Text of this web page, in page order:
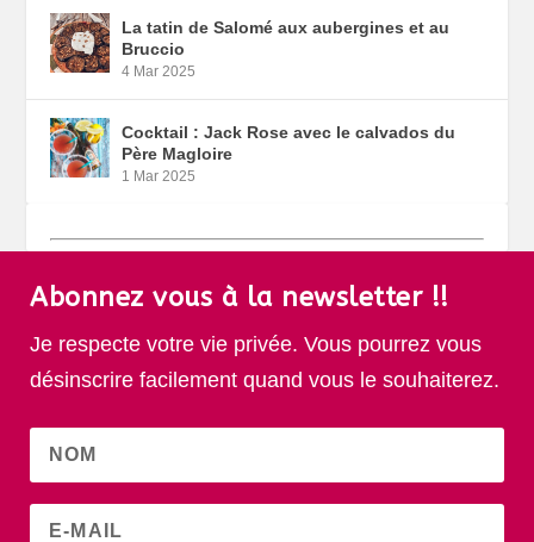
La tatin de Salomé aux aubergines et au
Bruccio
4 Mar 2025
Cocktail : Jack Rose avec le calvados du
Père Magloire
1 Mar 2025
Abonnez vous à la newsletter !!
Je respecte votre vie privée. Vous pourrez vous
désinscrire facilement quand vous le souhaiterez.